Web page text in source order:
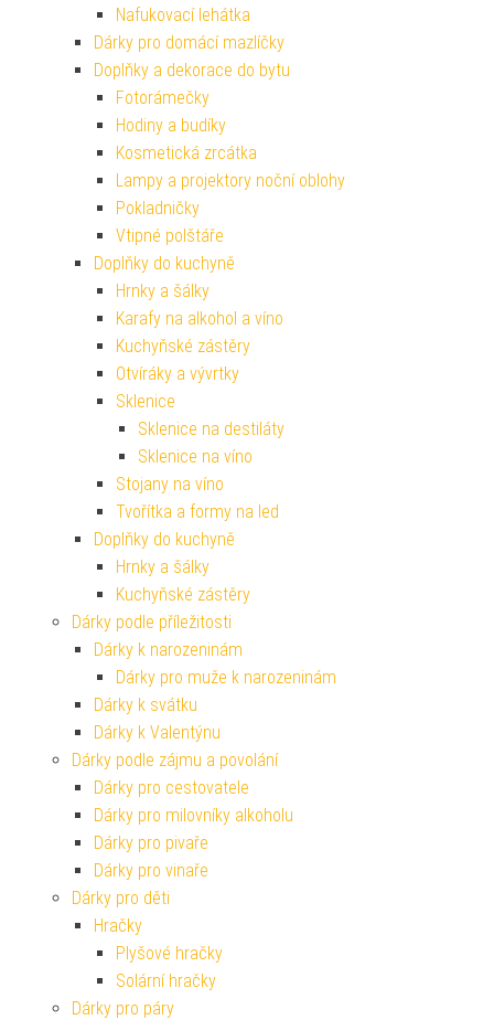
Nafukovací lehátka
Dárky pro domácí mazlíčky
Doplňky a dekorace do bytu
Fotorámečky
Hodiny a budíky
Kosmetická zrcátka
Lampy a projektory noční oblohy
Pokladničky
Vtipné polštáře
Doplňky do kuchyně
Hrnky a šálky
Karafy na alkohol a víno
Kuchyňské zástěry
Otvíráky a vývrtky
Sklenice
Sklenice na destiláty
Sklenice na víno
Stojany na víno
Tvořítka a formy na led
Doplňky do kuchyně
Hrnky a šálky
Kuchyňské zástěry
Dárky podle příležitosti
Dárky k narozeninám
Dárky pro muže k narozeninám
Dárky k svátku
Dárky k Valentýnu
Dárky podle zájmu a povolání
Dárky pro cestovatele
Dárky pro milovníky alkoholu
Dárky pro pivaře
Dárky pro vinaře
Dárky pro děti
Hračky
Plyšové hračky
Solární hračky
Dárky pro páry